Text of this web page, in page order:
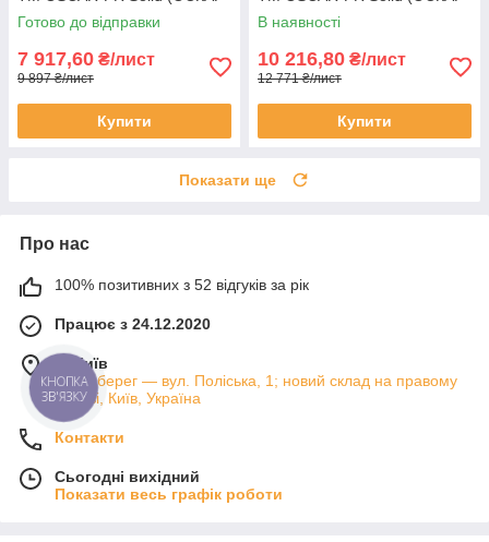
Преміум) Сербія
Готово до відправки
7 917,60 ₴/лист
9 897 ₴/лист
Купити
Преміум) Сербія
В наявності
10 216,80 ₴/лист
12 771 ₴/лист
Купити
Показати ще
Про нас
100% позитивних з 52 відгуків за рік
Працює з 24.12.2020
м. Київ
Лівий берег — вул. Поліська, 1; новий склад на правому
березі, Київ, Україна
Контакти
Сьогодні вихідний
Показати весь графік роботи
КНОПКА
ЗВ'ЯЗКУ